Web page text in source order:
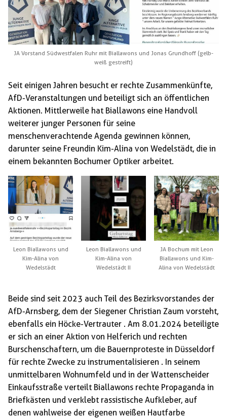
JA Vorstand Südwestfalen Ruhr mit Biallawons und Jonas Grundhoff (gelb-
weiß gestreift)
Seit einigen Jahren besucht er rechte Zusammenkünfte,
AfD-Veranstaltungen und beteiligt sich an öffentlichen
Aktionen. Mittlerweile hat Biallawons eine Handvoll
weiterer junger Personen für seine
menschenverachtende Agenda gewinnen können,
darunter seine Freundin Kim-Alina von Wedelstädt, die in
einem bekannten Bochumer Optiker arbeitet.
Leon Biallawons und
Kim-Alina von
Wedelstädt
Leon Biallawons und
Kim-Alina von
Wedelstädt II
JA Bochum mit Leon
Biallawons und Kim-
Alina von Wedelstädt
Beide sind seit 2023 auch Teil des Bezirksvorstandes der
AfD-Arnsberg, dem der Siegener Christian Zaum vorsteht,
ebenfalls ein Höcke-Vertrauter . Am 8.01.2024 beteiligte
er sich an einer Aktion von Helferich und rechten
Burschenschaftern, um die Bauernproteste in Düsseldorf
für rechte Zwecke zu instrumentalisieren . In seinem
unmittelbaren Wohnumfeld und in der Wattenscheider
Einkaufsstraße verteilt Biallawons rechte Propaganda in
Briefkästen und verklebt rassistische Aufkleber, auf
denen wahlweise der eigenen weißen Hautfarbe